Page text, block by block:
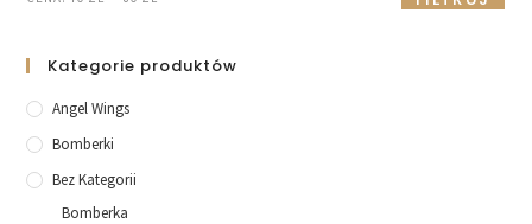
Kategorie produktów
Angel Wings
Bomberki
Bez Kategorii
Bomberka